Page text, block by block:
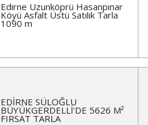
Edirne Uzunköprü Hasanpınar
Köyü Asfalt Üstü Satılık Tarla
1090 m
EDİRNE SÜLOĞLU
BÜYÜKGERDELLİ'DE 5626 M²
FIRSAT TARLA